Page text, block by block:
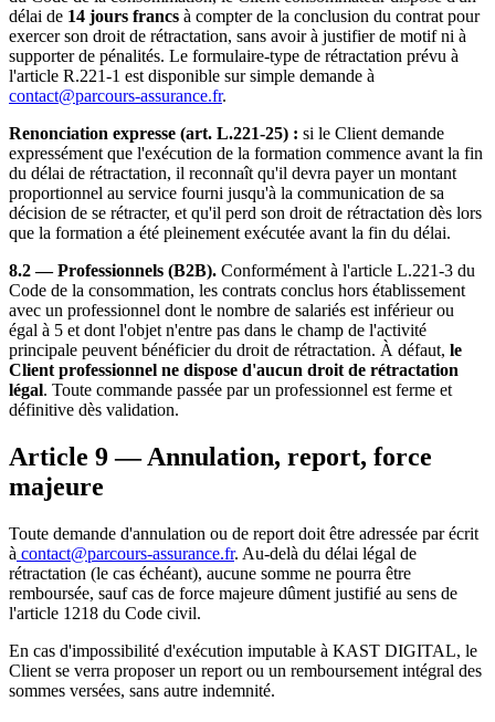
délai de 14 jours francs à compter de la conclusion du contrat pour
exercer son droit de rétractation, sans avoir à justifier de motif ni à
supporter de pénalités. Le formulaire-type de rétractation prévu à
l'article R.221-1 est disponible sur simple demande à
contact@parcours-assurance.fr.
Renonciation expresse (art. L.221-25) : si le Client demande
expressément que l'exécution de la formation commence avant la fin
du délai de rétractation, il reconnaît qu'il devra payer un montant
proportionnel au service fourni jusqu'à la communication de sa
décision de se rétracter, et qu'il perd son droit de rétractation dès lors
que la formation a été pleinement exécutée avant la fin du délai.
8.2 — Professionnels (B2B). Conformément à l'article L.221-3 du
Code de la consommation, les contrats conclus hors établissement
avec un professionnel dont le nombre de salariés est inférieur ou
égal à 5 et dont l'objet n'entre pas dans le champ de l'activité
principale peuvent bénéficier du droit de rétractation. À défaut, le
Client professionnel ne dispose d'aucun droit de rétractation
légal. Toute commande passée par un professionnel est ferme et
définitive dès validation.
Article 9 — Annulation, report, force
majeure
Toute demande d'annulation ou de report doit être adressée par écrit
à contact@parcours-assurance.fr. Au-delà du délai légal de
rétractation (le cas échéant), aucune somme ne pourra être
remboursée, sauf cas de force majeure dûment justifié au sens de
l'article 1218 du Code civil.
En cas d'impossibilité d'exécution imputable à KAST DIGITAL, le
Client se verra proposer un report ou un remboursement intégral des
sommes versées, sans autre indemnité.